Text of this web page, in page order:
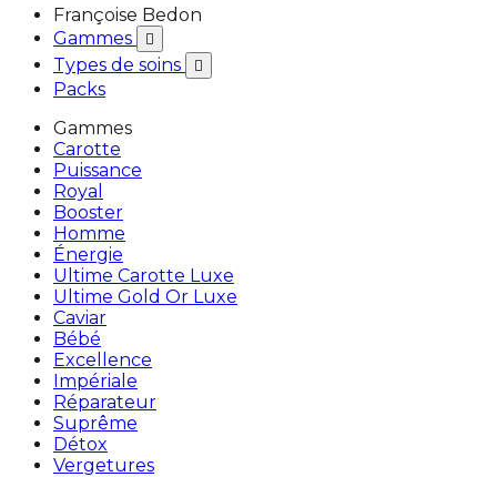
Françoise Bedon
Gammes

Types de soins 
Packs
Gammes
Carotte
Puissance
Royal
Booster
Homme
Énergie
Ultime Carotte Luxe
Ultime Gold Or Luxe
Caviar
Bébé
Excellence
Impériale
Réparateur
Suprême
Détox
Vergetures